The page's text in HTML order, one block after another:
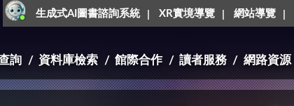
生成式AI圖書諮詢系統 XR實境導覽 網站導覽
詢 資料庫檢索 館際合作 讀者服務 網路資源